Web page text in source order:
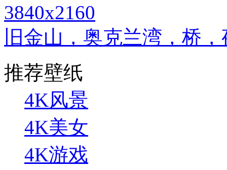
3840x2160
旧金山，奥克兰湾，桥
推荐壁纸
4K风景
4K美女
4K游戏